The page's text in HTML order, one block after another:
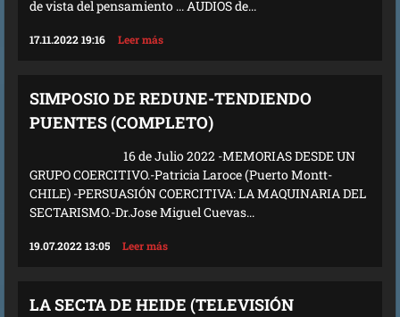
de vista del pensamiento ... AUDIOS de...
17.11.2022 19:16 Leer más
SIMPOSIO DE REDUNE-TENDIENDO
PUENTES (COMPLETO)
16 de Julio 2022 -MEMORIAS DESDE UN
GRUPO COERCITIVO.-Patricia Laroce (Puerto Montt-
CHILE) -PERSUASIÓN COERCITIVA: LA MAQUINARIA DEL
SECTARISMO.-Dr.Jose Miguel Cuevas...
19.07.2022 13:05 Leer más
LA SECTA DE HEIDE (TELEVISIÓN